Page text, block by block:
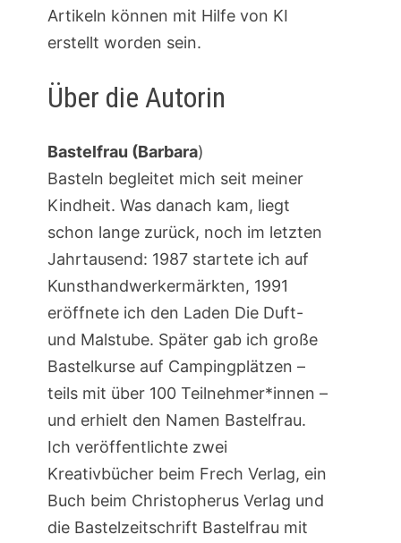
Artikeln können mit Hilfe von KI
erstellt worden sein.
Über die Autorin
Bastelfrau (Barbara)
Basteln begleitet mich seit meiner
Kindheit. Was danach kam, liegt
schon lange zurück, noch im letzten
Jahrtausend: 1987 startete ich auf
Kunsthandwerkermärkten, 1991
eröffnete ich den Laden Die Duft-
und Malstube. Später gab ich große
Bastelkurse auf Campingplätzen –
teils mit über 100 Teilnehmer*innen –
und erhielt den Namen Bastelfrau.
Ich veröffentlichte zwei
Kreativbücher beim Frech Verlag, ein
Buch beim Christopherus Verlag und
die Bastelzeitschrift Bastelfrau mit